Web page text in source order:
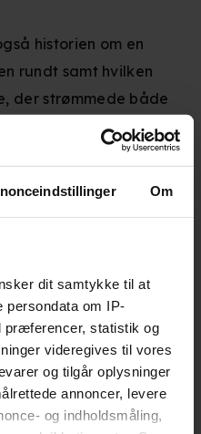
Om
dit samtykke til at
persondata om IP-
præferencer, statistik og
videregives til vores
og tilgår oplysninger
annoncer, levere
og indholdsmåling,
historien om en
rundt samt hvilken
der strømmede både
i møde.
på forskellig vis.
Cove,En ubekvem